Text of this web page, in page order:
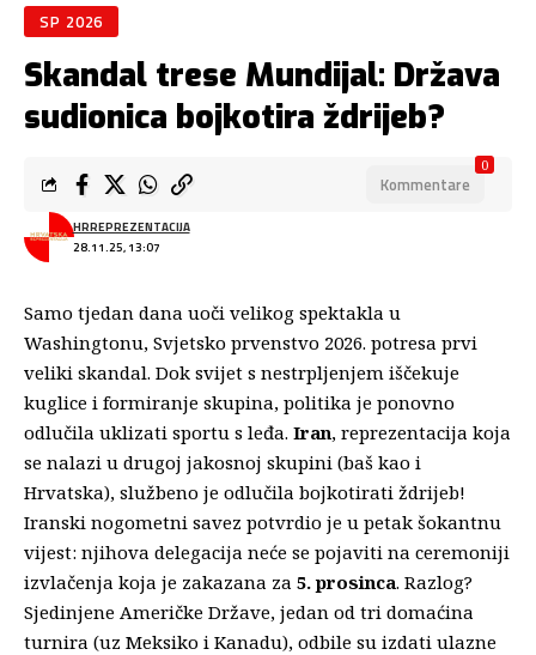
SP 2026
Skandal trese Mundijal: Država
sudionica bojkotira ždrijeb?
28.11.25, 13:07
HRREPREZENTACIJA
Kommentare
0
Samo tjedan dana uoči velikog spektakla u
Washingtonu, Svjetsko prvenstvo 2026. potresa prvi
veliki skandal. Dok svijet s nestrpljenjem iščekuje
kuglice i formiranje skupina, politika je ponovno
odlučila uklizati sportu s leđa. Iran, reprezentacija koja
se nalazi u drugoj jakosnoj skupini (baš kao i
Hrvatska), službeno je odlučila bojkotirati ždrijeb!
Iranski nogometni savez potvrdio je u petak šokantnu
vijest: njihova delegacija neće se pojaviti na ceremoniji
izvlačenja koja je zakazana za 5. prosinca. Razlog?
Sjedinjene Američke Države, jedan od tri domaćina
turnira (uz Meksiko i Kanadu), odbile su izdati ulazne